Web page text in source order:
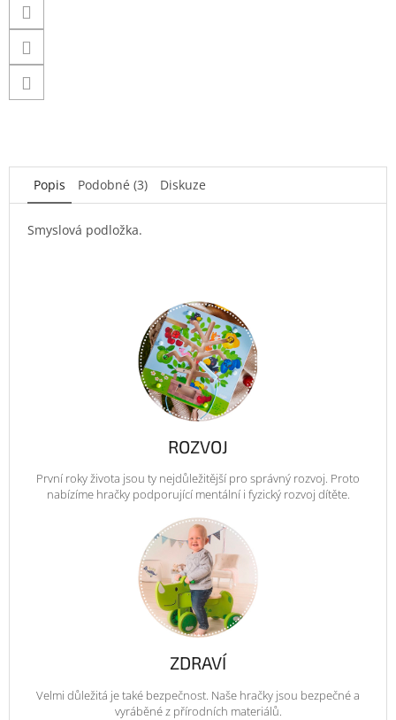
Popis Podobné (3) Diskuze
Smyslová podložka.
ROZVOJ
První roky života jsou ty nejdůležitější pro správný rozvoj. Proto
nabízíme hračky podporující mentální i fyzický rozvoj dítěte.
ZDRAVÍ
Velmi důležitá je také bezpečnost. Naše hračky jsou bezpečné a
vyráběné z přírodních materiálů.